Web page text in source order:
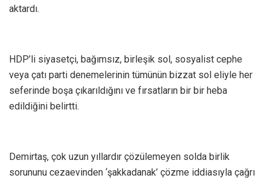
aktardı.
HDP’li siyasetçi, bağımsız, birleşik sol, sosyalist cephe
veya çatı parti denemelerinin tümünün bizzat sol eliyle her
seferinde boşa çıkarıldığını ve fırsatların bir bir heba
edildiğini belirtti.
Demirtaş, çok uzun yıllardır çözülemeyen solda birlik
sorununu cezaevinden ‘şakkadanak’ çözme iddiasıyla çağrı